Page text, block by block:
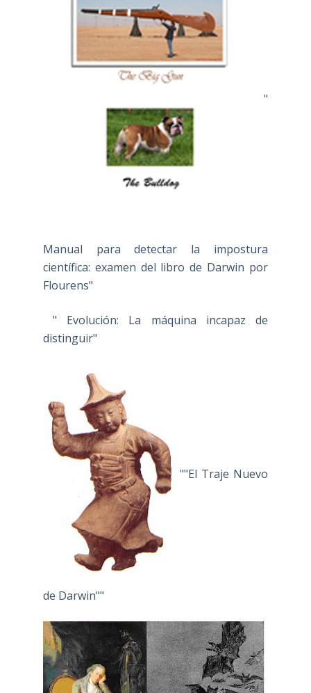
"
Manual para detectar la impostura
científica: examen del libro de Darwin por
Flourens"
" Evolución: La máquina incapaz de
distinguir"
""El Traje Nuevo
de Darwin""